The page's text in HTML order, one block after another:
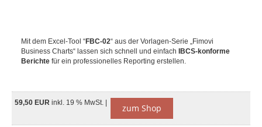
Mit dem Excel-Tool “FBC-02“ aus der Vorlagen-Serie „Fimovi
Business Charts“ lassen sich schnell und einfach
IBCS-konforme
Berichte für ein professionelles Reporting erstellen.
59,50 EUR inkl. 19 % MwSt. | zum Shop